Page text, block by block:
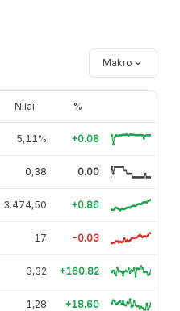
Makro
Nilai %
5,11% +0.08
0,38 0.00
3.474,50 +0.86
17 -0.03
3,32 +160.82
1,28 +18.60